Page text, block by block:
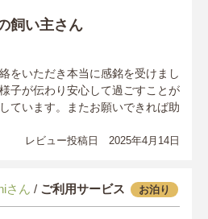
飼い主さん
をいただき本当に感銘を受けまし
子が伝わり安心して過ごすことが
ています。またお願いできれば助
レビュー投稿日 2025年4月14日
さん / ご利用サービス お泊り